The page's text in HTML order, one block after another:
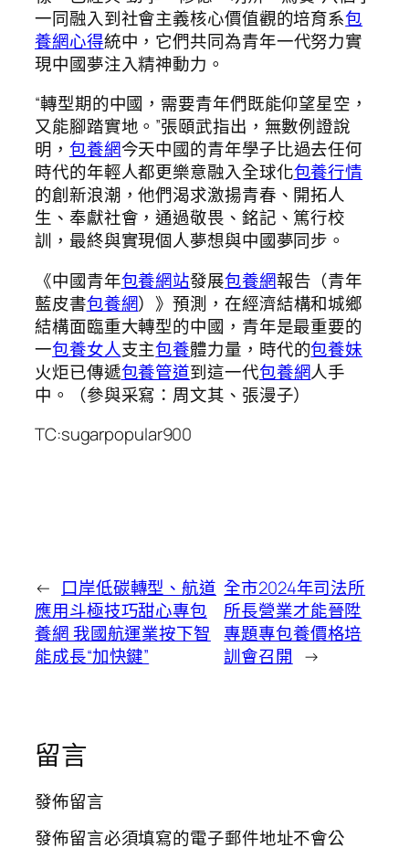
一同融入到社會主義核心價值觀的培育系包
養網心得統中，它們共同為青年一代努力實
現中國夢注入精神動力。
“轉型期的中國，需要青年們既能仰望星空，
又能腳踏實地。”張頤武指出，無數例證說
明， 包養網今天中國的青年學子比過去任何
時代的年輕人都更樂意融入全球化包養行情
的創新浪潮，他們渴求激揚青春、開拓人
生、奉獻社會，通過敬畏、銘記、篤行校
訓，最終與實現個人夢想與中國夢同步。
《中國青年包養網站發展包養網報告（青年
藍皮書包養網）》預測，在經濟結構和城鄉
結構面臨重大轉型的中國，青年是最重要的
一包養女人支主包養體力量，時代的包養妹
火炬已傳遞包養管道到這一代包養網人手
中。（參與采寫：周文其、張漫子）
TC:sugarpopular900
← 口岸低碳轉型、航道
應用斗極技巧甜心專包
養網 我國航運業按下智
能成長“加快鍵”
全市2024年司法所
所長營業才能晉陞
專題專包養價格培
訓會召開 →
留言
發佈留言
發佈留言必須填寫的電子郵件地址不會公